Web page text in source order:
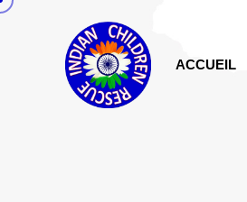
ACCUEIL